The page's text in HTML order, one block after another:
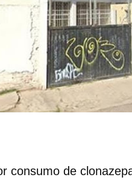
consumo de